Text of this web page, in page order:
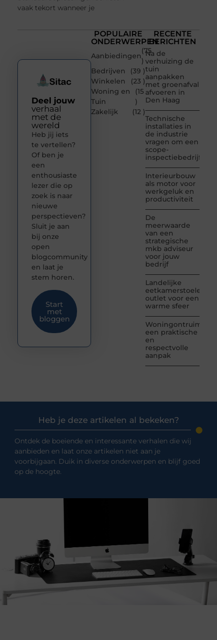
vaak tekort wanneer je
POPULAIRE
ONDERWERPEN
Aanbiedingen
(75
)
Bedrijven
(39 )
Winkelen
(23 )
Woning en
Tuin
(15
)
Zakelijk
(12 )
RECENTE
BERICHTEN
Na de
verhuizing de
tuin
aanpakken
met groenafval
afvoeren in
Den Haag
Technische
installaties in
de industrie
vragen om een
scope-
inspectiebedrijf
Interieurbouw
als motor voor
werkgeluk en
productiviteit
De
meerwaarde
van een
strategische
mkb adviseur
voor jouw
bedrijf
Landelijke
eetkamerstoelen
outlet voor een
warme sfeer
Woningontruiming:
een praktische
en
respectvolle
aanpak
Deel jouw
verhaal
met de
wereld
Heb jij iets
te vertellen?
Of ben je
een
enthousiaste
lezer die op
zoek is naar
nieuwe
perspectieven?
Sluit je aan
bij onze
open
blogcommunity
en laat je
stem horen.
Start
met
bloggen
Heb je deze artikelen al bekeken?
Ontdek de boeiende en interessante verhalen die wij
aanbieden en laat onze artikelen niet aan je
voorbijgaan. Duik in diverse onderwerpen en blijf goed
op de hoogte.